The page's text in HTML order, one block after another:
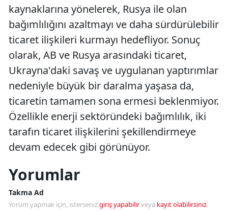
kaynaklarına yönelerek, Rusya ile olan
bağımlılığını azaltmayı ve daha sürdürülebilir
ticaret ilişkileri kurmayı hedefliyor. Sonuç
olarak, AB ve Rusya arasındaki ticaret,
Ukrayna'daki savaş ve uygulanan yaptırımlar
nedeniyle büyük bir daralma yaşasa da,
ticaretin tamamen sona ermesi beklenmiyor.
Özellikle enerji sektöründeki bağımlılık, iki
tarafın ticaret ilişkilerini şekillendirmeye
devam edecek gibi görünüyor.
Yorumlar
Takma Ad
Yorum yapmak için, istersenizgiriş yapabilirveya kayıt olabilirsiniz.